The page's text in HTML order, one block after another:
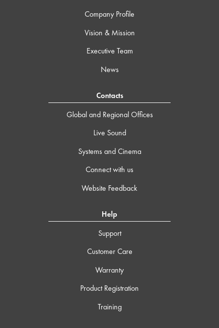
Company Profile
Vision & Mission
Executive Team
News
Contacts
Global and Regional Offices
Live Sound
Systems and Cinema
Connect with us
Website Feedback
Help
Support
Customer Care
Warranty
Product Registration
Training